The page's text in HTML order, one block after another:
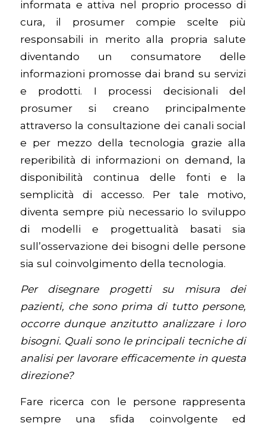
informata e attiva nel proprio processo di
cura, il prosumer compie scelte più
responsabili in merito alla propria salute
diventando un consumatore delle
informazioni promosse dai brand su servizi
e prodotti. I processi decisionali del
prosumer si creano principalmente
attraverso la consultazione dei canali social
e per mezzo della tecnologia grazie alla
reperibilità di informazioni on demand, la
disponibilità continua delle fonti e la
semplicità di accesso. Per tale motivo,
diventa sempre più necessario lo sviluppo
di modelli e progettualità basati sia
sull’osservazione dei bisogni delle persone
sia sul coinvolgimento della tecnologia.
Per disegnare progetti su misura dei
pazienti, che sono prima di tutto persone,
occorre dunque anzitutto analizzare i loro
bisogni. Quali sono le principali tecniche di
analisi per lavorare efficacemente in questa
direzione?
Fare ricerca con le persone rappresenta
sempre una sfida coinvolgente ed